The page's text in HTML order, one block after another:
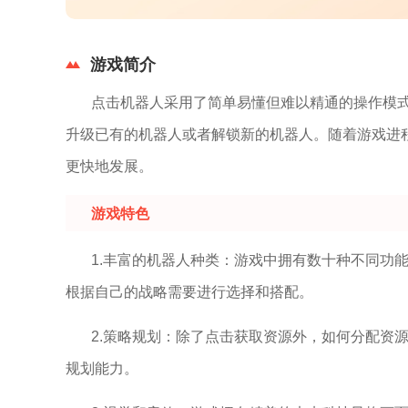
游戏简介
点击机器人采用了简单易懂但难以精通的操作模
升级已有的机器人或者解锁新的机器人。随着游戏
更快地发展。
游戏特色
1.丰富的机器人种类：游戏中拥有数十种不同功
根据自己的战略需要进行选择和搭配。
2.策略规划：除了点击获取资源外，如何分配资
规划能力。